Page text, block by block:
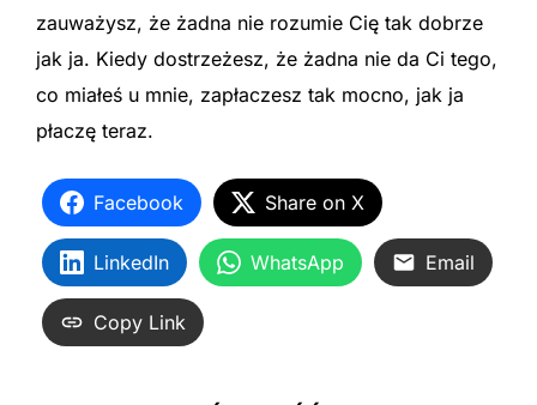
zauważysz, że żadna nie rozumie Cię tak dobrze
jak ja. Kiedy dostrzeżesz, że żadna nie da Ci tego,
co miałeś u mnie, zapłaczesz tak mocno, jak ja
płaczę teraz.
Facebook Share on X
LinkedIn WhatsApp Email
Copy Link